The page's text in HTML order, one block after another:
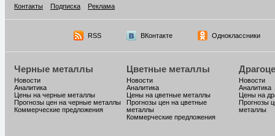
Контакты
Подписка Реклама
RSS ВКонтакте Одноклассники
Черные металлы
Новости
Аналитика
Цены на черные металлы
Прогнозы цен на черные металлы
Коммерческие предложения
Цветные металлы
Новости
Аналитика
Цены на цветные металлы
Прогнозы цен на цветные
металлы
Коммерческие предложения
Новости
Аналитика
Цены на
Прогнозы
металлы